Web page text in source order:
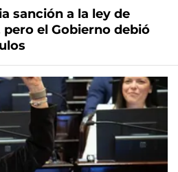
sanción a la ley de
el Gobierno debió